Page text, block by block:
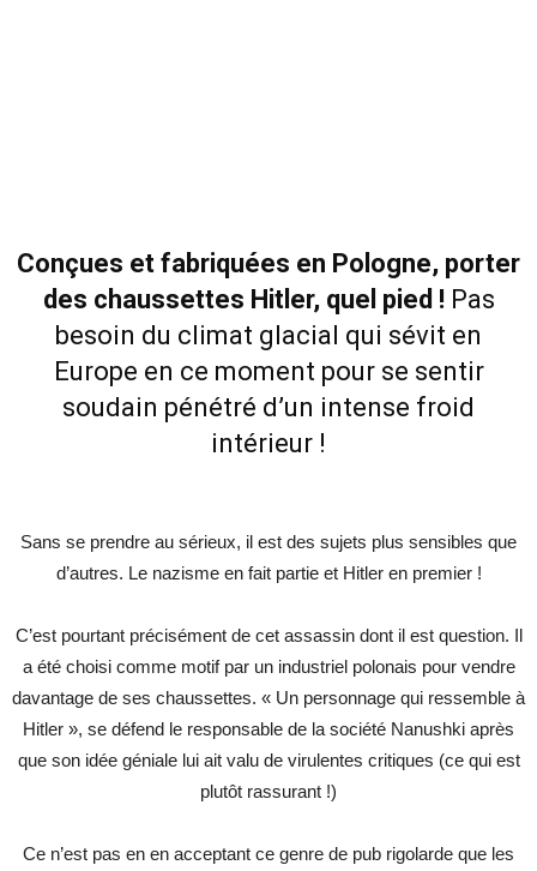
Conçues et fabriquées en Pologne, porter
des chaussettes Hitler, quel pied ! Pas
besoin du climat glacial qui sévit en
Europe en ce moment pour se sentir
soudain pénétré d’un intense froid
intérieur !
Sans se prendre au sérieux, il est des sujets plus sensibles que
d’autres. Le nazisme en fait partie et Hitler en premier !
C’est pourtant précisément de cet assassin dont il est question. Il
a été choisi comme motif par un industriel polonais pour vendre
davantage de ses chaussettes. « Un personnage qui ressemble à
Hitler », se défend le responsable de la société Nanushki après
que son idée géniale lui ait valu de virulentes critiques (ce qui est
plutôt rassurant !)
Ce n’est pas en en acceptant ce genre de pub rigolarde que les